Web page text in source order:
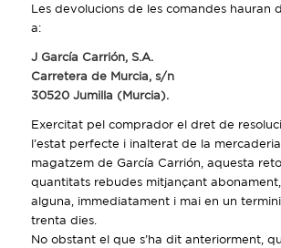
Les devolucions de les comandes hauran
a:
J García Carrión, S.A.
Carretera de Murcia, s/n
30520 Jumilla (Murcia).
Exercitat pel comprador el dret de
l’estat perfecte i inalterat de la
magatzem de García Carrión, aquesta
quantitats rebudes mitjançant
alguna, immediatament i mai en un
trenta dies.
No obstant el que s’ha dit anteriorment,